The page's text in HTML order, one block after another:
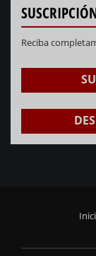
Reciba
menu